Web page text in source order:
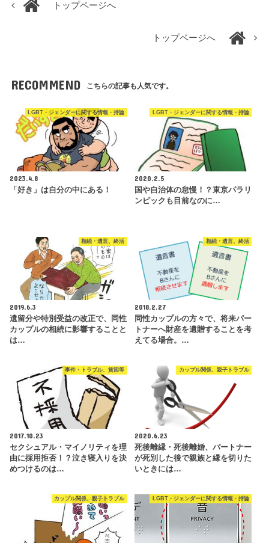
トップページへ
トップページへ
RECOMMEND こちらの記事も人気です。
LGBT・ジェンダーに関する情報・持論
2023.4.8
「好き」は自分の中にある！
LGBT・ジェンダーに関する情報・持論
2020.2.5
国や自治体の怠慢！？東京パラリ
ンピックも目前なのに…
相続・遺言、終活
2019.6.3
遺留分や特別受益の改正で、同性
カップルの相続に影響することと
は…
相続・遺言、終活
2018.2.27
同性カップルの方々で、将来パー
トナーへ財産を遺贈することを考
えてる場合。…
事件・トラブル、貧困等
2017.10.23
セクシュアル・マイノリティを理
由に採用拒否！？泣き寝入りを決
めつけるのは…
カップル関係、親子トラブル
2020.6.23
死後離縁・死後離婚、パートナー
が死別した後で親族と縁を切りた
いときには…
カップル関係、親子トラブル LGBT・ジェンダーに関する情報・持論